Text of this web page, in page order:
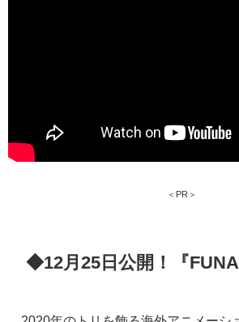
＜PR＞
◆12月25日公開！『